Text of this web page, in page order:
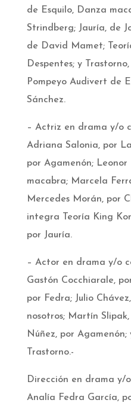
de Esquilo, Danza
Strindberg; Jauría, de
de David Mamet;
Despentes; y
Pompeyo Audivert de
Sánchez.
– Actriz en drama y/o
Adriana Salonia, por
por Agamenón;
macabra; Marcela
Mercedes Morán, por
integra Teoría King
por Jauría.
– Actor en drama y/o
Gastón Cocchiarale,
por Fedra; Julio
nosotros; Martín
Núñez, por
Trastorno.-
Dirección en drama y/
Analía Fedra García,